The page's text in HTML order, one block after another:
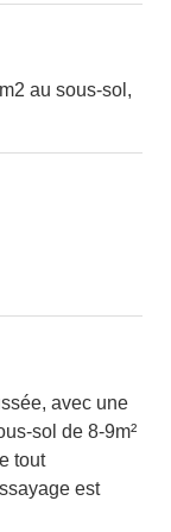
au sous-sol,
avec une
sol de 8-9m²
tout
est